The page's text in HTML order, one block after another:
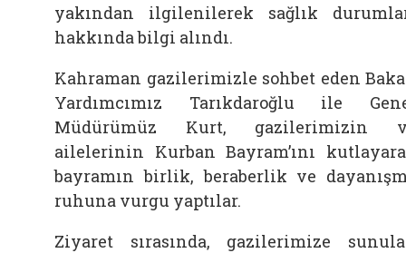
yakından ilgilenilerek sağlık
hakkında bilgi alındı.
Kahraman gazilerimizle sohbet eden
Yardımcımız Tarıkdaroğlu ile
Müdürümüz Kurt, gazilerimizin
ailelerinin Kurban Bayram’ını
bayramın birlik, beraberlik ve
ruhuna vurgu yaptılar.
Ziyaret sırasında, gazilerimize